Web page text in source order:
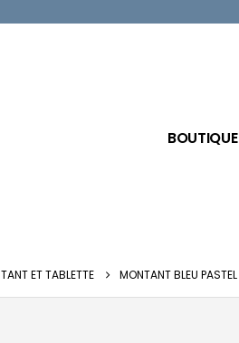
BOUTIQUE
ET TABLETTE MONTANT BLEU PASTEL